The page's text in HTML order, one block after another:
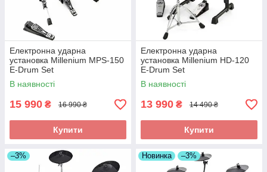
Електронна ударна
установка Millenium MPS-150
E-Drum Set
В наявності
15 990 ₴ 16 990 ₴
Купити
Електронна ударна
установка Millenium HD-120
E-Drum Set
В наявності
13 990 ₴ 14 490 ₴
Купити
–3% Новинка –3%